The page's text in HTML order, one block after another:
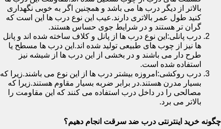
بالاتر از دیگر درب ها می باشد و همچنین اگر به خوبی نگهداری
کنید طول عمر بالاتری دارند.عیب این نوع درب ها این است که
گران تر هستند و در شرایط جوی حساس هستند.
درب پانلی:این نوع درب ها از پانل و کلاف ساخته شده اند و پانل
ها نیز از چوب های طبیعی تولید شده اند.این درب ها مسطح یا
طرح دار می باشند و در بخشی از این درب ها از شیشه نیز
استفاده شده است.
درب روکشی:امروزه بیشتر درب ها از این نوع می باشند.زیرا که
بسیار مدرن هستند.در برابر ضربه بسیار مقاوم هستند.زیرا که
مصالحی را در داخل درب استفاده می کنند که این مقاومت را
بالاتر می برد.
چگونه خرید اینترنتی درب ضد سرقت انجام دهیم؟